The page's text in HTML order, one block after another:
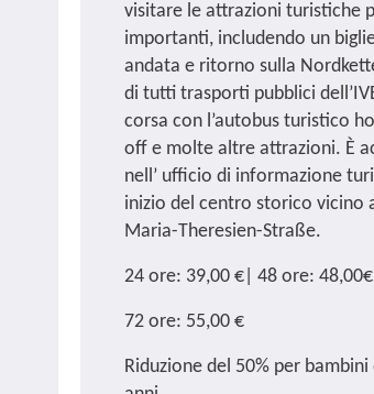
visitare le attrazioni turistiche
importanti, includendo un
andata e ritorno sulla
di tutti trasporti pubblici
corsa con l’autobus turistico
off e molte altre attrazioni. È
nell’ ufficio di informazione
inizio del centro storico vicino
Maria-Theresien-Straße.
24 ore: 39,00 €| 48 ore: 48,00€
72 ore: 55,00 €
Riduzione del 50% per bambini